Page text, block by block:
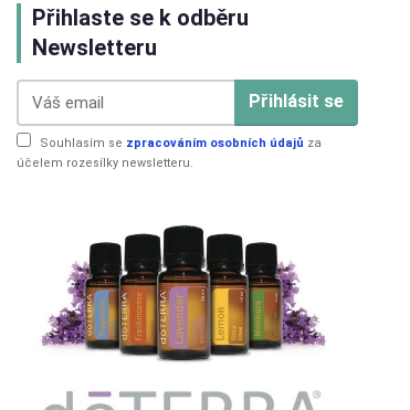
Přihlaste se k odběru
Newsletteru
Přihlásit se
Souhlasím se zpracováním osobních údajů za
účelem rozesílky newsletteru.